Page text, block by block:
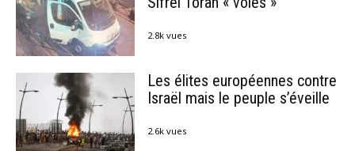
2.8k vues
Les élites européennes contre
Israël mais le peuple s’éveille
2.6k vues